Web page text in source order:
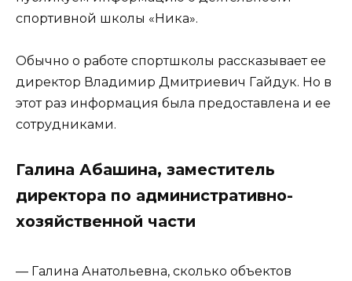
спортивной школы «Ника».
Обычно о работе спортшколы рассказывает ее
директор Владимир Дмитриевич Гайдук. Но в
этот раз информация была предоставлена и ее
сотрудниками.
Галина Абашина, заместитель
директора по административно-
хозяйственной части
— Галина Анатольевна, сколько объектов